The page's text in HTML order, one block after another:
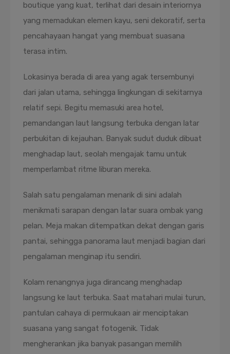
boutique yang kuat, terlihat dari desain interiornya
yang memadukan elemen kayu, seni dekoratif, serta
pencahayaan hangat yang membuat suasana
terasa intim.
Lokasinya berada di area yang agak tersembunyi
dari jalan utama, sehingga lingkungan di sekitarnya
relatif sepi. Begitu memasuki area hotel,
pemandangan laut langsung terbuka dengan latar
perbukitan di kejauhan. Banyak sudut duduk dibuat
menghadap laut, seolah mengajak tamu untuk
memperlambat ritme liburan mereka.
Salah satu pengalaman menarik di sini adalah
menikmati sarapan dengan latar suara ombak yang
pelan. Meja makan ditempatkan dekat dengan garis
pantai, sehingga panorama laut menjadi bagian dari
pengalaman menginap itu sendiri.
Kolam renangnya juga dirancang menghadap
langsung ke laut terbuka. Saat matahari mulai turun,
pantulan cahaya di permukaan air menciptakan
suasana yang sangat fotogenik. Tidak
mengherankan jika banyak pasangan memilih